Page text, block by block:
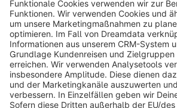
Copyright © shopware AG - All
Notice: * All prices are quoted net of the